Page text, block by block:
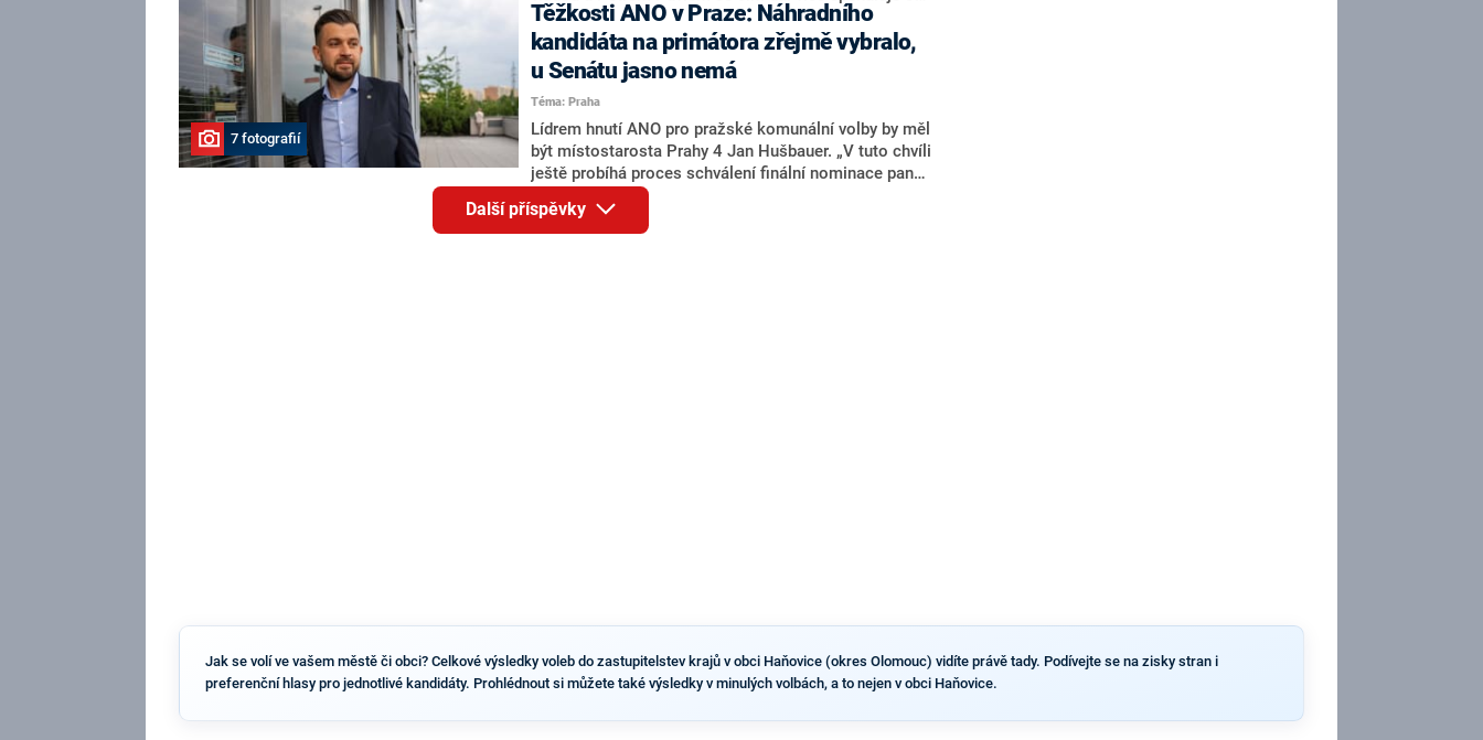
tom, koho by do bitvy o Hrad mohla vyslat současná
koalice. Někteří političtí komentátoři znovu vytahují
jméno premiéra Andreje Babiše (ANO). Jak moc je
pravděpodobné, že se v prezidentských volbách 2028
bude znovu opakovat souboj z roku 2023?
7 fotografií
Těžkosti ANO v Praze: Náhradního
kandidáta na primátora zřejmě vybralo,
u Senátu jasno nemá
Téma: Praha
Lídrem hnutí ANO pro pražské komunální volby by měl
být místostarosta Prahy 4 Jan Hušbauer. „V tuto chvíli
ještě probíhá proces schválení finální nominace pana
Jana Hušbauera Výborem hnutí ANO,“ uvedl pro
redakci místopředseda pražského ANO Martin
Benkovič. O Hušbauerovi se spekulovalo jako o
Další příspěvky
Jak se volí ve vašem městě či obci? Celkové výsledky voleb do zastupitelstev krajů v obci Haňovice (okres Olomouc) vidíte právě tady. Podívejte se na zisky stran i
preferenční hlasy pro jednotlivé kandidáty. Prohlédnout si můžete také výsledky v minulých volbách, a to nejen v obci Haňovice.